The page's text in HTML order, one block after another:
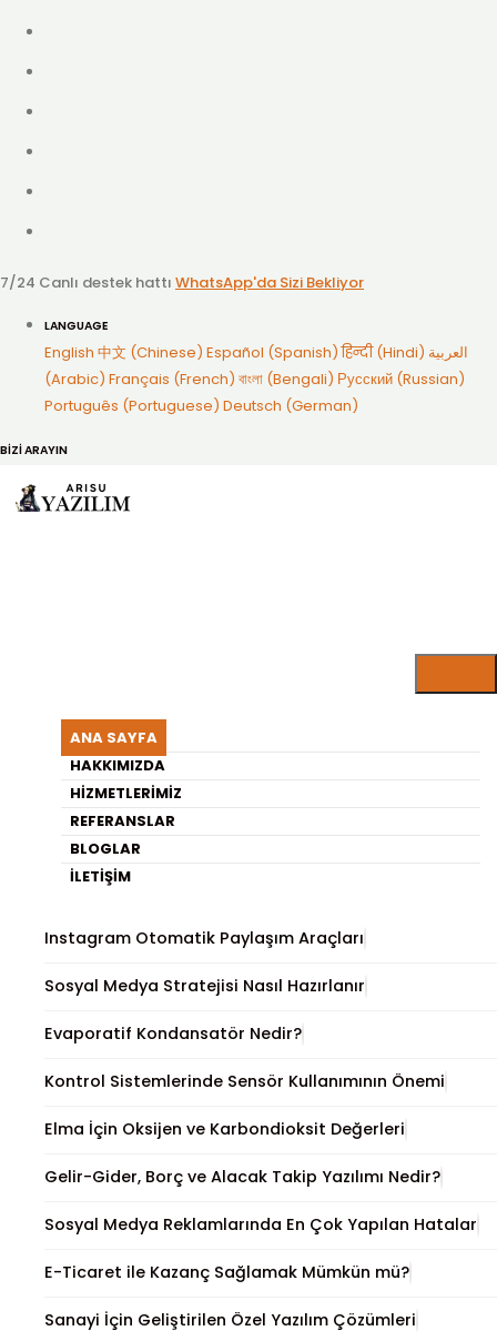
7/24 Canlı destek hattı WhatsApp'da Sizi Bekliyor
LANGUAGE
English 中文 (Chinese) Español (Spanish) हिन्दी (Hindi) العربية
(Arabic) Français (French) বাংলা (Bengali) Русский (Russian)
Português (Portuguese) Deutsch (German)
BİZİ ARAYIN
ANA SAYFA
HAKKIMIZDA
HIZMETLERIMIZ
REFERANSLAR
BLOGLAR
İLETIŞIM
Yazılım Kursu Balonu Patladı
En Son Yayınlananlar
Gömülü Sistemlerde Sensör Kullanımı ve Önemi
Instagram Otomatik Paylaşım Araçları
Sosyal Medya Stratejisi Nasıl Hazırlanır
Evaporatif Kondansatör Nedir?
Kontrol Sistemlerinde Sensör Kullanımının Önemi
Elma İçin Oksijen ve Karbondioksit Değerleri
Gelir-Gider, Borç ve Alacak Takip Yazılımı Nedir?
Sosyal Medya Reklamlarında En Çok Yapılan Hatalar
E-Ticaret ile Kazanç Sağlamak Mümkün mü?
Sanayi İçin Geliştirilen Özel Yazılım Çözümleri